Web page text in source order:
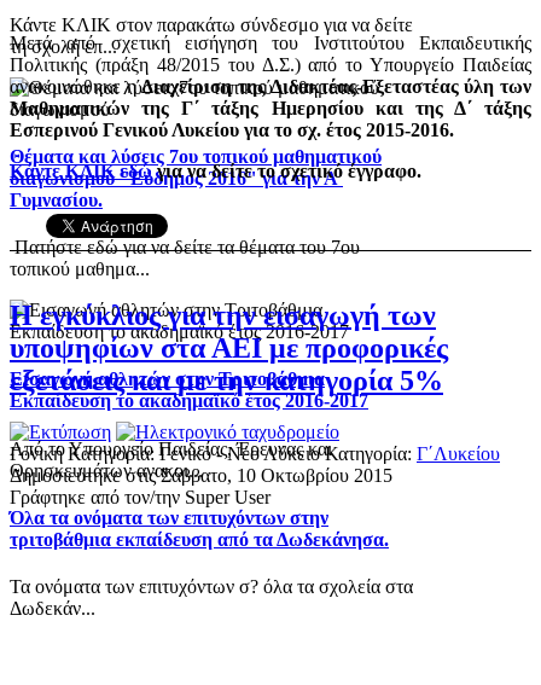
Κάντε ΚΛΙΚ στον παρακάτω σύνδεσμο για να δείτε
τη σχολή επ...
Θέματα και λύσεις 7ου τοπικού μαθηματικού
διαγωνισμού "Εύδημος 2016" για την Α'
Γυμνασίου.
Πατήστε εδώ για να δείτε τα θέματα του 7ου
τοπικού μαθημα...
Εισαγωγή αθλητών στην Τριτοβάθμια
Εκπαίδευση το ακαδημαϊκό έτος 2016-2017
Από το Υπουργείο Παιδείας, Έρευνας και
Θρησκευμάτων ανακοι...
Όλα τα ονόματα των επιτυχόντων στην
τριτοβάθμια εκπαίδευση από τα Δωδεκάνησα.
Τα ονόματα των επιτυχόντων σ? όλα τα σχολεία στα
Δωδεκάν...
Μετά από σχετική εισήγηση του Ινστιτούτου Εκπαιδευτικής
Πολιτικής (πράξη 48/2015 του Δ.Σ.) από το Υπουργείο Παιδείας
ανακοινώθηκε ηΔιαχείριση της Διδακτέας-Εξεταστέας ύλη των
Μαθηματικών της Γ΄ τάξης Ημερησίου και της Δ΄ τάξης
Εσπερινού Γενικού Λυκείου για το σχ. έτος 2015-2016.
Κάντε ΚΛΙΚ εδώγια να δείτε το σχετικό έγγραφο.
Η εγκύκλιος για την εισαγωγή των
υποψηφίων στα ΑΕΙ με προφορικές
εξετάσεις και με την κατηγορία 5%
Γονική Κατηγορία: Γενικό - Νέο ΛύκειοΚατηγορία: Γ΄Λυκείου
Δημοσιεύτηκε στις Σάββατο, 10 Οκτωβρίου 2015
Γράφτηκε από τον/την Super User